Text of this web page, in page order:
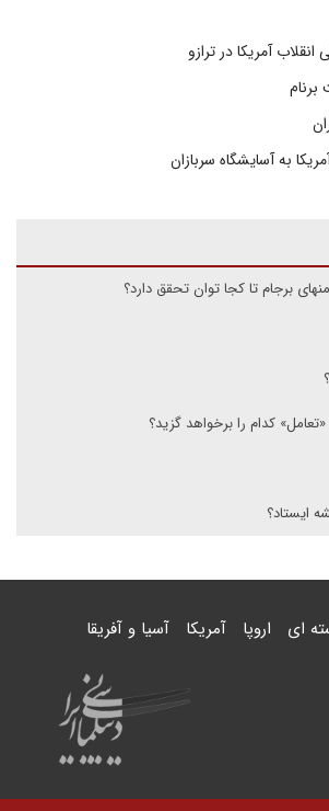
آمریکا در ترازو
به آسایشگاه سربازان
برجام تا کجا توان تحقق دارد؟
کدام را برخواهد گزید؟
ایستاد؟
ای اروپا آمریکا آسیا و آفریقا